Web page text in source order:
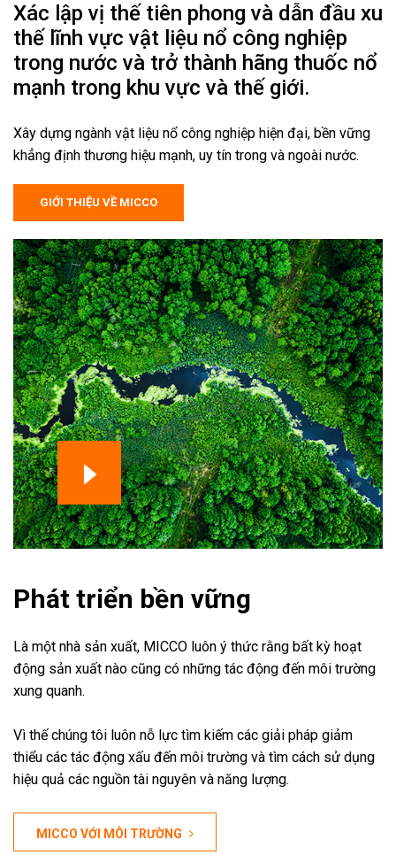
Xác lập vị thế tiên phong và dẫn đầu xu
thế lĩnh vực vật liệu nổ công nghiệp
trong nước và trở thành hãng thuốc nổ
mạnh trong khu vực và thế giới.
Xây dựng ngành vật liệu nổ công nghiệp hiện đại, bền vững
khẳng định thương hiệu mạnh, uy tín trong và ngoài nước.
GIỚI THIỆU VỀ MICCO
Phát triển bền vững
Là một nhà sản xuất, MICCO luôn ý thức rằng bất kỳ hoạt
động sản xuất nào cũng có những tác động đến môi trường
xung quanh.
Vì thế chúng tôi luôn nỗ lực tìm kiếm các giải pháp giảm
thiểu các tác động xấu đến môi trường và tìm cách sử dụng
hiệu quả các nguồn tài nguyên và năng lượng.
MICCO VỚI MÔI TRƯỜNG